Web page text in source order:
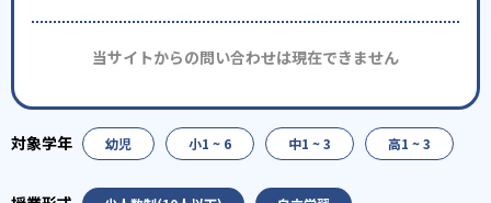
当サイトからの問い合わせは現在できません
幼児 小1 ~ 6 中1 ~ 3 高1 ~ 3